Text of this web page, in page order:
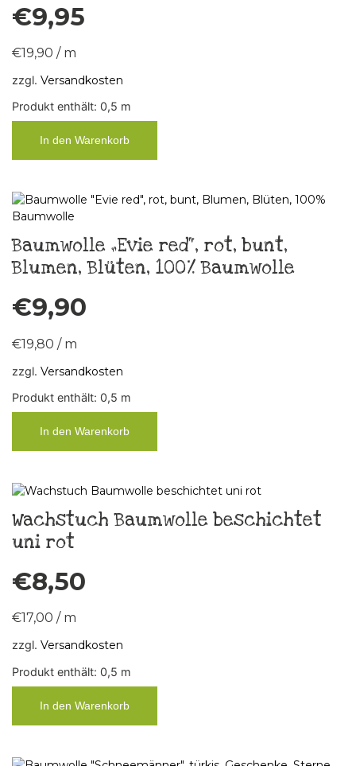
€9,95
€19,90 / m
zzgl. Versandkosten
Produkt enthält: 0,5 m
In den Warenkorb
Baumwolle „Evie red“, rot, bunt,
Blumen, Blüten, 100% Baumwolle
€9,90
€19,80 / m
zzgl. Versandkosten
Produkt enthält: 0,5 m
In den Warenkorb
Wachstuch Baumwolle beschichtet
uni rot
€8,50
€17,00 / m
zzgl. Versandkosten
Produkt enthält: 0,5 m
In den Warenkorb